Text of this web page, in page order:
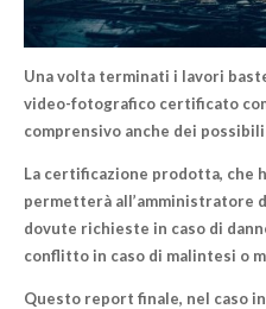
Una volta terminati i lavori
video-fotografico certificato
comprensivo anche dei
La certificazione prodotta, che
permetterà all’amministratore
dovute richieste in caso di
conflitto in caso di malintesi o
Questo report finale, nel caso